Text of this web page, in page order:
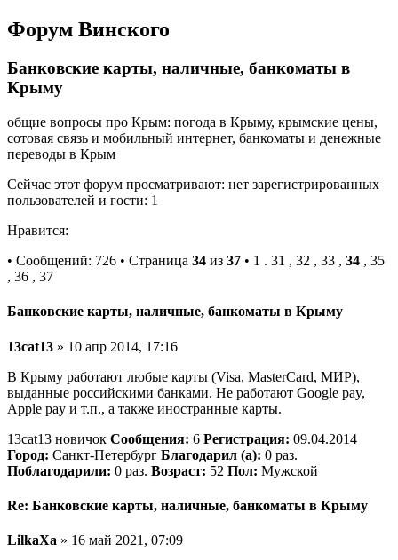
Форум Винского
Банковские карты, наличные, банкоматы в
Крыму
общие вопросы про Крым: погода в Крыму, крымские цены,
сотовая связь и мобильный интернет, банкоматы и денежные
переводы в Крым
Сейчас этот форум просматривают: нет зарегистрированных
пользователей и гости: 1
Нравится:
• Сообщений: 726 • Страница 34 из 37 • 1 . 31 , 32 , 33 , 34 , 35
, 36 , 37
Банковские карты, наличные, банкоматы в Крыму
13cat13 » 10 апр 2014, 17:16
В Крыму работают любые карты (Visa, MasterCard, МИР),
выданные российскими банками. Не работают Google pay,
Apple pay и т.п., а также иностранные карты.
13cat13 новичок Сообщения: 6 Регистрация: 09.04.2014
Город: Санкт-Петербург Благодарил (а): 0 раз.
Поблагодарили: 0 раз. Возраст: 52 Пол: Мужской
Re: Банковские карты, наличные, банкоматы в Крыму
LilkaXa » 16 май 2021, 07:09